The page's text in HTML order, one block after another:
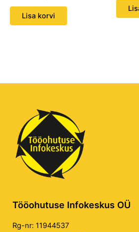
Lisa korvi
Tööohutuse Infokeskus OÜ
Rg-nr: 11944537